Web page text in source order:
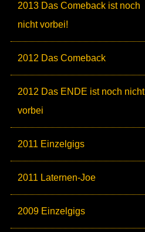
2013 Das Comeback ist noch
nicht vorbei!
2012 Das Comeback
2012 Das ENDE ist noch nicht
vorbei
2011 Einzelgigs
2011 Laternen-Joe
2009 Einzelgigs